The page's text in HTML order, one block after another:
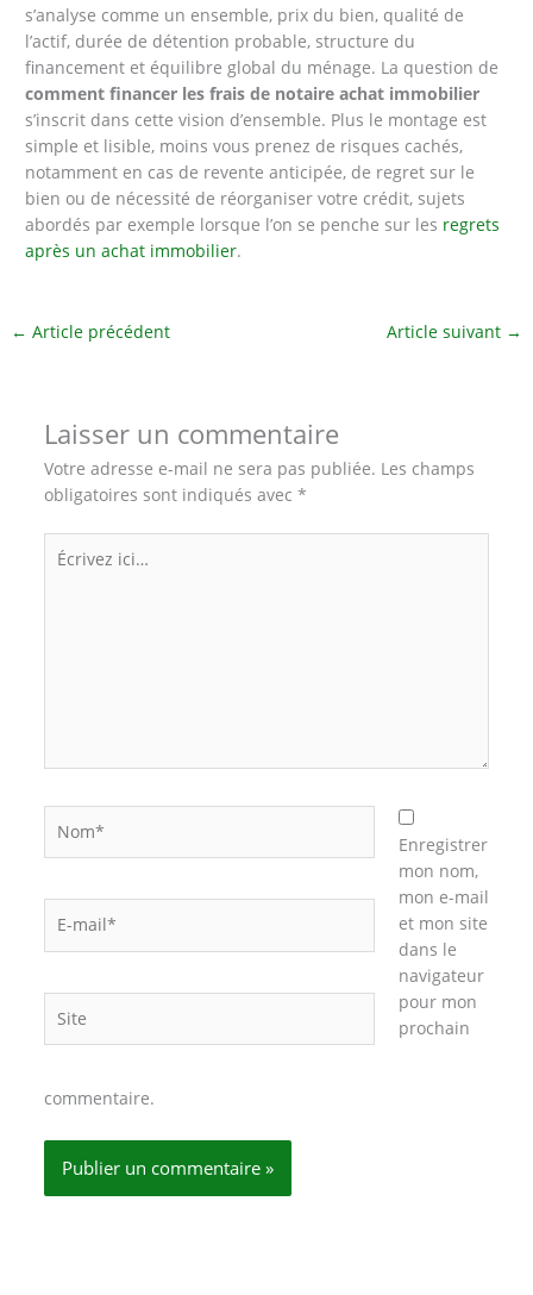
s’analyse comme un ensemble, prix du bien, qualité de
l’actif, durée de détention probable, structure du
financement et équilibre global du ménage. La question de
comment financer les frais de notaire achat immobilier
s’inscrit dans cette vision d’ensemble. Plus le montage est
simple et lisible, moins vous prenez de risques cachés,
notamment en cas de revente anticipée, de regret sur le
bien ou de nécessité de réorganiser votre crédit, sujets
abordés par exemple lorsque l’on se penche sur les regrets
après un achat immobilier.
← Article précédent Article suivant →
Laisser un commentaire
Votre adresse e-mail ne sera pas publiée. Les champs
obligatoires sont indiqués avec *
ici…
mail*
Enregistrer
mon nom,
mon e-mail
et mon site
dans le
navigateur
pour mon
prochain
commentaire.